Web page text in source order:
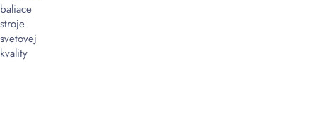
aplikácii,
na
rozdiel
od
baliace
stroje
svetovej
kvality